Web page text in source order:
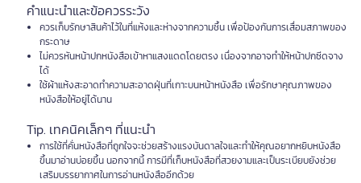
คำแนะนำและข้อควรระวัง
ควรเก็บรักษาสินค้าไว้ในที่แห้งและห่างจากความชื้น เพื่อป้องกันการเสื่อมสภาพของ
กระดาษ
ไม่ควรหันหน้าปกหนังสือเข้าหาแสงแดดโดยตรง เนื่องจากอาจทำให้หน้าปกซีดจาง
ได้
ใช้ผ้าแห้งสะอาดทำความสะอาดฝุ่นที่เกาะบนหน้าหนังสือ เพื่อรักษาคุณภาพของ
หนังสือให้อยู่ได้นาน
Tip. เทคนิคเล็กๆ ที่แนะนำ
การใช้ที่คั่นหนังสือที่ถูกใจจะช่วยสร้างแรงบันดาลใจและทำให้คุณอยากหยิบหนังสือ
ขึ้นมาอ่านบ่อยขึ้น นอกจากนี้ การมีที่เก็บหนังสือที่สวยงามและเป็นระเบียบยังช่วย
เสริมบรรยากาศในการอ่านหนังสืออีกด้วย